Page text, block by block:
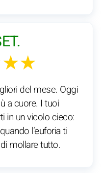
del mese. Oggi
a cuore. I tuoi
in un vicolo cieco:
l’euforia ti
mollare tutto.